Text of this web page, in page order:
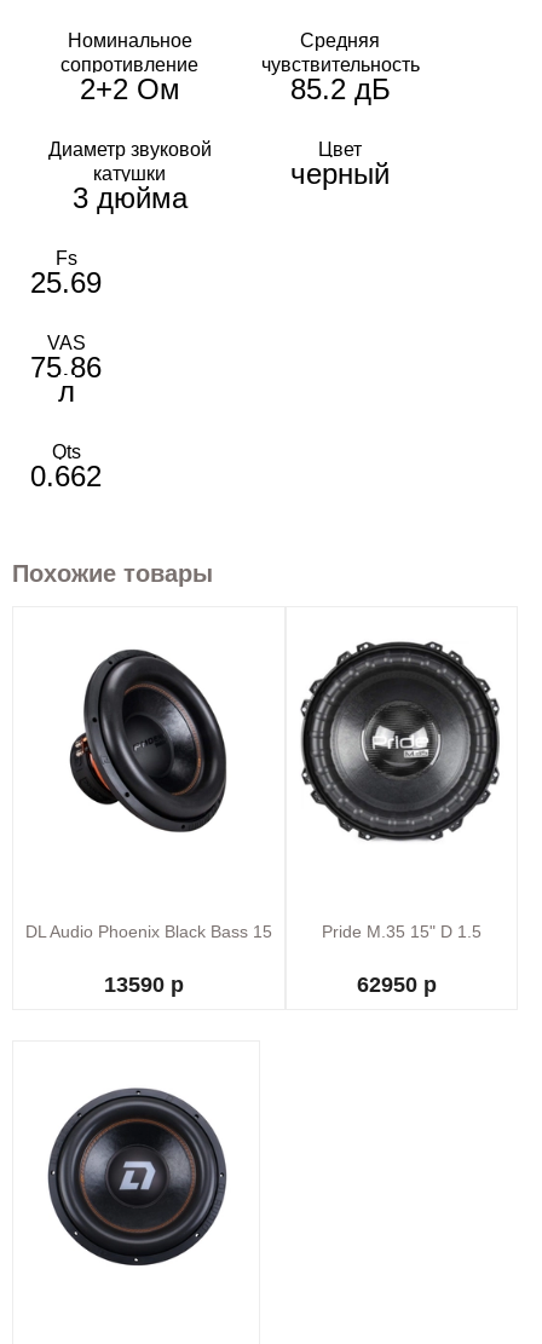
Номинальное
сопротивление
2+2 Ом
Средняя
чувствительность
85.2 дБ
Диаметр звуковой
катушки
3 дюйма
Цвет
черный
Fs
25.69
VAS
75.86
л
Qts
0.662
Похожие товары
DL Audio Phoenix Black Bass 15
13590 р
Pride M.35 15" D 1.5
62950 р